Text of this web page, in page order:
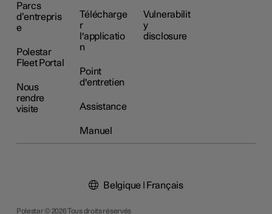
Parcs
d’entrepris
e
Polestar
Fleet Portal
Nous
rendre
visite
Télécharge
r
l'applicatio
n
Point
d'entretien
Assistance
Manuel
Vulnerabilit
y
disclosure
Polestar © 2026 Tous droits réservés
Belgique | Français